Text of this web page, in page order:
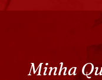
Minha